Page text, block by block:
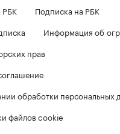
РБК
Подписка на РБК
Информация об
прав
обработки персональных
файлов cookie